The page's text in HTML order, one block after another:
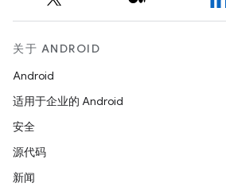
关于 ANDROID
Android
适用于企业的 Android
安全
源代码
新闻